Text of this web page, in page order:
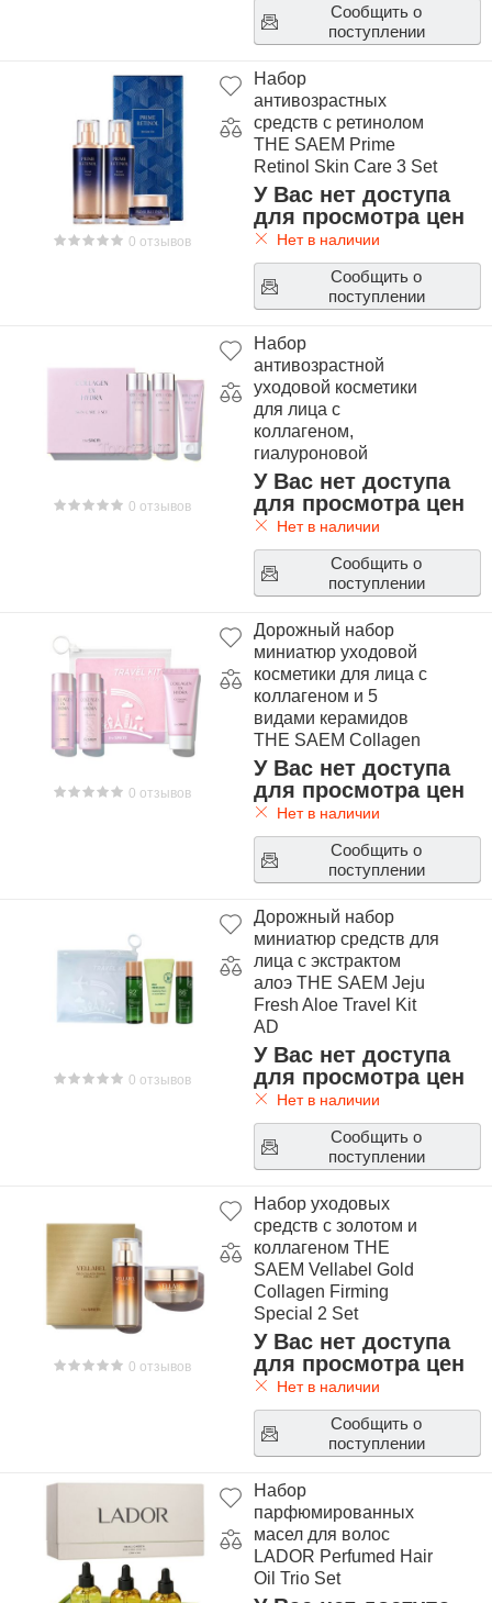
Сообщить о
поступлении
0 отзывов
Набор
антивозрастных
средств с ретинолом
THE SAEM Prime
Retinol Skin Care 3 Set
У Вас нет доступа
для просмотра цен
Нет в наличии
Сообщить о
поступлении
0 отзывов
Набор
антивозрастной
уходовой косметики
для лица с
коллагеном,
гиалуроновой
кислотой и 5 видами
керамидов THE SAEM
Collagen EX Hydra
У Вас нет доступа
для просмотра цен
Нет в наличии
Сообщить о
поступлении
0 отзывов
Дорожный набор
миниатюр уходовой
косметики для лица с
коллагеном и 5
видами керамидов
THE SAEM Collagen
EX Hydra Skin Care
Travel Kit
У Вас нет доступа
для просмотра цен
Нет в наличии
Сообщить о
поступлении
0 отзывов
Дорожный набор
миниатюр средств для
лица с экстрактом
алоэ THE SAEM Jeju
Fresh Aloe Travel Kit
AD
У Вас нет доступа
для просмотра цен
Нет в наличии
Сообщить о
поступлении
0 отзывов
Набор уходовых
средств с золотом и
коллагеном THE
SAEM Vellabel Gold
Collagen Firming
Special 2 Set
У Вас нет доступа
для просмотра цен
Нет в наличии
Сообщить о
поступлении
Набор
парфюмированных
масел для волос
LADOR Perfumed Hair
Oil Trio Set